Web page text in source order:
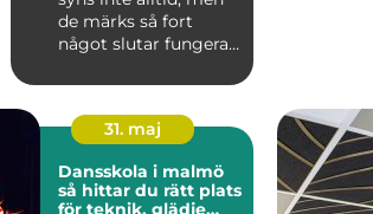
de märks så fort
något slutar fungera.
31. maj
Dansskola i malmö
så hittar du rätt plats
för teknik, glädje